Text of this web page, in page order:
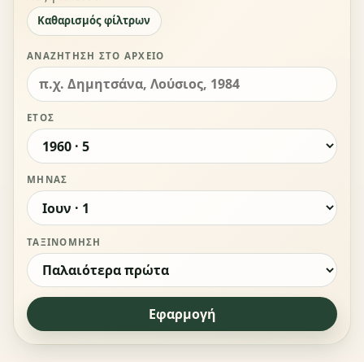
Καθαρισμός φίλτρων
ΑΝΑΖΉΤΗΣΗ ΣΤΟ ΑΡΧΕΊΟ
ΈΤΟΣ
ΜΉΝΑΣ
ΤΑΞΙΝΌΜΗΣΗ
Εφαρμογή